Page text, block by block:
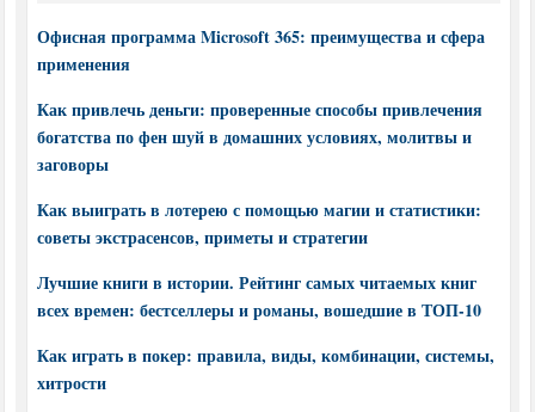
Офисная программа Microsoft 365: преимущества и сфера
применения
Как привлечь деньги: проверенные способы привлечения
богатства по фен шуй в домашних условиях, молитвы и
заговоры
Как выиграть в лотерею с помощью магии и статистики:
советы экстрасенсов, приметы и стратегии
Лучшие книги в истории. Рейтинг самых читаемых книг
всех времен: бестселлеры и романы, вошедшие в ТОП-10
Как играть в покер: правила, виды, комбинации, системы,
хитрости